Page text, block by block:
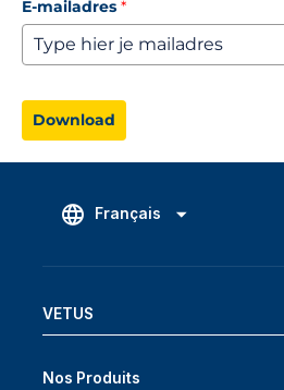
E-mailadres *
Download
Français
VETUS
Nos Produits